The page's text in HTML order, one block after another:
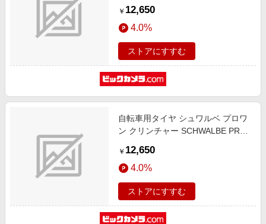
ク SW-11653978
￥ 12,650
4.0%
ストアにすすむ
自転車用タイヤ シュワルベ プロワ
ン クリンチャー SCHWALBE PRO
ク SW-11653977
￥ 12,650
4.0%
ストアにすすむ